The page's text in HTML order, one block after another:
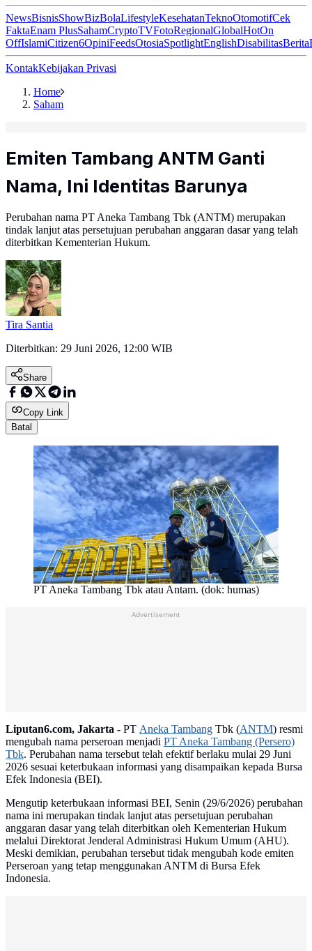
NewsBisnisShowBizBolaLifestyleKesehatanTeknoOtomotifCek
FaktaEnam PlusSahamCryptoTVFotoRegionalGlobalHotOn
OffIslamiCitizen6OpiniFeedsOtosiaSpotlightEnglishDisabilitasBerita
KontakKebijakan Privasi
Home
Saham
Emiten Tambang ANTM Ganti
Nama, Ini Identitas Barunya
Perubahan nama PT Aneka Tambang Tbk (ANTM) merupakan
tindak lanjut atas persetujuan perubahan anggaran dasar yang telah
diterbitkan Kementerian Hukum.
Tira Santia
Diterbitkan: 29 Juni 2026, 12:00 WIB
Share
Copy Link
Batal
PT Aneka Tambang Tbk atau Antam. (dok: humas)
Advertisement
Liputan6.com, Jakarta - PT Aneka Tambang Tbk (ANTM) resmi
mengubah nama perseroan menjadi PT Aneka Tambang (Persero)
Tbk. Perubahan nama tersebut telah efektif berlaku mulai 29 Juni
2026 sesuai keterbukaan informasi yang disampaikan kepada Bursa
Efek Indonesia (BEI).
Mengutip keterbukaan informasi BEI, Senin (29/6/2026) perubahan
nama ini merupakan tindak lanjut atas persetujuan perubahan
anggaran dasar yang telah diterbitkan oleh Kementerian Hukum
melalui Direktorat Jenderal Administrasi Hukum Umum (AHU).
Meski demikian, perubahan tersebut tidak mengubah kode emiten
Perseroan yang tetap menggunakan ANTM di Bursa Efek
Indonesia.